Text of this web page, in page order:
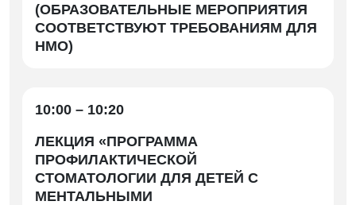
(ОБРАЗОВАТЕЛЬНЫЕ МЕРОПРИЯТИЯ
СООТВЕТСТВУЮТ ТРЕБОВАНИЯМ ДЛЯ
НМО)
10:00 – 10:20
ЛЕКЦИЯ «ПРОГРАММА
ПРОФИЛАКТИЧЕСКОЙ
СТОМАТОЛОГИИ ДЛЯ ДЕТЕЙ С
МЕНТАЛЬНЫМИ